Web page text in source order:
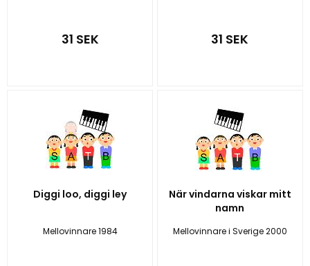
31 SEK 31 SEK
Diggi loo, diggi ley
Mellovinnare 1984
När vindarna viskar mitt
namn
Mellovinnare i Sverige 2000